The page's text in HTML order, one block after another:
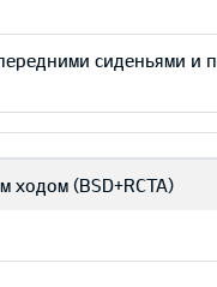
сиденьями и
ходом (BSD+RCTA)